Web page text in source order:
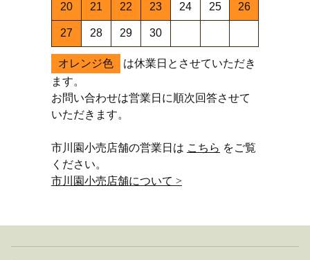
20 21 22 23 24 25 26
27 28 29 30
オレンジ色
は休業日とさせていただき
ます。
お問い合わせは営業日に順次回答させて
いただきます。
市川園小売店舗の営業日は こちら をご覧
ください。
市川園小売店舗について >